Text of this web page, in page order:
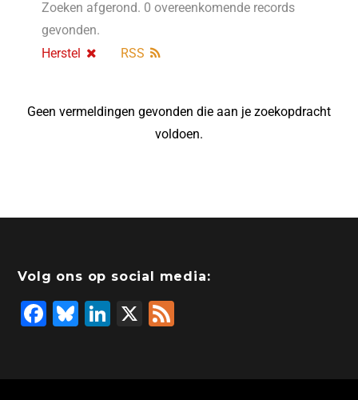
Zoeken afgerond. 0 overeenkomende records
gevonden.
Herstel
RSS
Geen vermeldingen gevonden die aan je zoekopdracht
voldoen.
Volg ons op social media:
F
Bl
Li
X